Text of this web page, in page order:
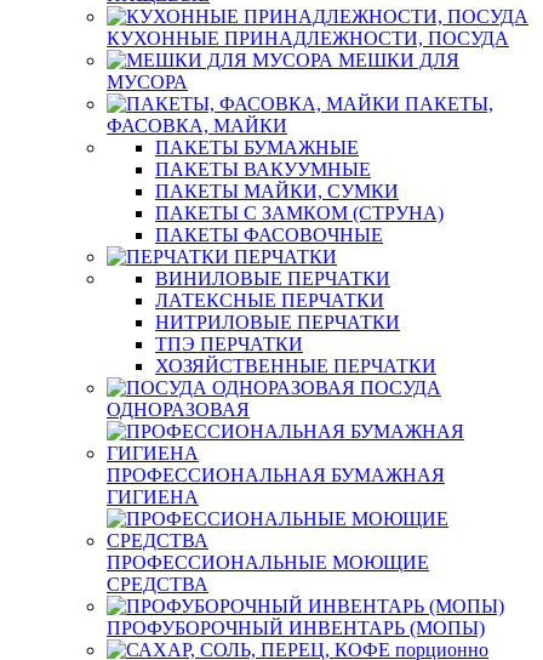
КУХОННЫЕ ПРИНАДЛЕЖНОСТИ, ПОСУДА
МЕШКИ ДЛЯ
МУСОРА
ПАКЕТЫ,
ФАСОВКА, МАЙКИ
ПАКЕТЫ БУМАЖНЫЕ
ПАКЕТЫ ВАКУУМНЫЕ
ПАКЕТЫ МАЙКИ, СУМКИ
ПАКЕТЫ С ЗАМКОМ (СТРУНА)
ПАКЕТЫ ФАСОВОЧНЫЕ
ПЕРЧАТКИ
ВИНИЛОВЫЕ ПЕРЧАТКИ
ЛАТЕКСНЫЕ ПЕРЧАТКИ
НИТРИЛОВЫЕ ПЕРЧАТКИ
ТПЭ ПЕРЧАТКИ
ХОЗЯЙСТВЕННЫЕ ПЕРЧАТКИ
ПОСУДА
ОДНОРАЗОВАЯ
ПРОФЕССИОНАЛЬНАЯ БУМАЖНАЯ
ГИГИЕНА
ПРОФЕССИОНАЛЬНЫЕ МОЮЩИЕ
СРЕДСТВА
ПРОФУБОРОЧНЫЙ ИНВЕНТАРЬ (МОПЫ)